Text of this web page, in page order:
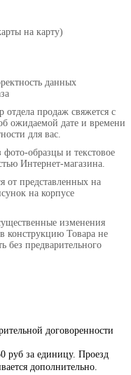
на карту)
данных
отдела продаж свяжется с
ожидаемой дате и времени
для вас.
фото-образцы и текстовое
Интернет-магазина.
от представленных на
на корпусе
изменения
Товара не
без предварительного
договоренности
руб за единицу. Проезд
дополнительно.